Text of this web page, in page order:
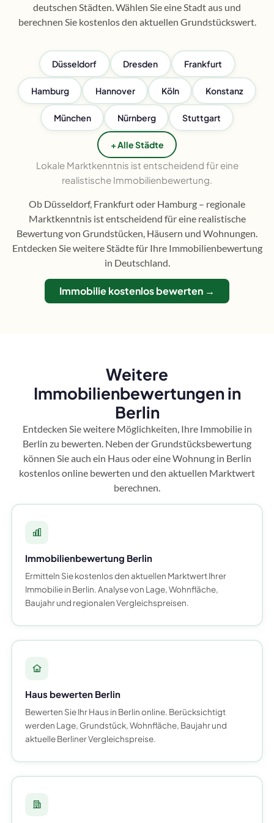
deutschen Städten. Wählen Sie eine Stadt aus und
berechnen Sie kostenlos den aktuellen Grundstückswert.
Düsseldorf Dresden Frankfurt
Hamburg Hannover Köln Konstanz
München Nürnberg Stuttgart
+ Alle Städte
Lokale Marktkenntnis ist entscheidend für eine
realistische Immobilienbewertung.
Ob Düsseldorf, Frankfurt oder Hamburg – regionale
Marktkenntnis ist entscheidend für eine realistische
Bewertung von Grundstücken, Häusern und Wohnungen.
Entdecken Sie weitere Städte für Ihre Immobilienbewertung
in Deutschland.
Immobilie kostenlos bewerten →
Weitere
Immobilienbewertungen in
Berlin
Entdecken Sie weitere Möglichkeiten, Ihre Immobilie in
Berlin zu bewerten. Neben der Grundstücksbewertung
können Sie auch ein Haus oder eine Wohnung in Berlin
kostenlos online bewerten und den aktuellen Marktwert
berechnen.
Immobilienbewertung Berlin
Ermitteln Sie kostenlos den aktuellen Marktwert Ihrer
Immobilie in Berlin. Analyse von Lage, Wohnfläche,
Baujahr und regionalen Vergleichspreisen.
Haus bewerten Berlin
Bewerten Sie Ihr Haus in Berlin online. Berücksichtigt
werden Lage, Grundstück, Wohnfläche, Baujahr und
aktuelle Berliner Vergleichspreise.